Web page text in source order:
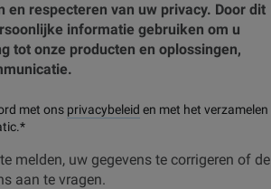
respecteren van uw privacy. Door dit
informatie gebruiken om u
tot onze producten en oplossingen,
met ons privacybeleid en met het verzamelen
*
melden, uw gegevens te corrigeren of de
aan te vragen.